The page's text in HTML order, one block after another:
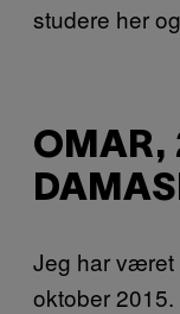
studere her
OMAR,
Jeg har været
oktober